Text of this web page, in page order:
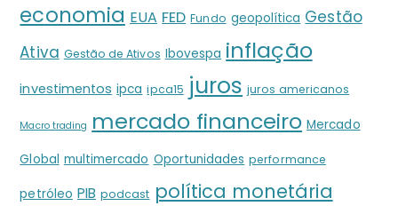
economia EUA FED Fundo geopolítica Gestão
Ativa Gestão de Ativos Ibovespa inflação
investimentos ipca ipca15 juros juros americanos
Macro trading mercado financeiro Mercado
Global multimercado Oportunidades performance
petróleo PIB podcast política monetária